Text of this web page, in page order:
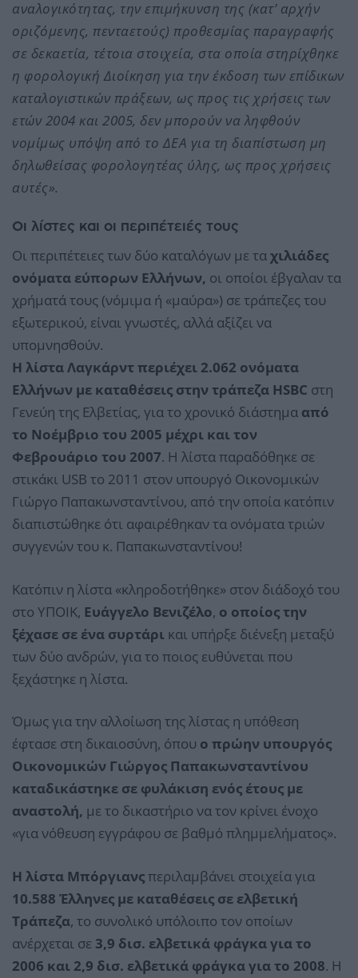
αναλογικότητας, την επιμήκυνση της (κατ’ αρχήν
οριζόμενης, πενταετούς) προθεσμίας παραγραφής
σε δεκαετία, τέτοια στοιχεία, στα οποία στηρίχθηκε
η φορολογική Διοίκηση για την έκδοση των επίδικων
καταλογιστικών πράξεων, ως προς τις χρήσεις των
ετών 2004 και 2005, δεν μπορούν να ληφθούν
νομίμως υπόψη από το ΔΕΑ για τη διαπίστωση μη
δηλωθείσας φορολογητέας ύλης, ως προς χρήσεις
αυτές».
Οι λίστες και οι περιπέτειές τους
Οι περιπέτειες των δύο καταλόγων με ταχιλιάδες
ονόματα εύπορων Ελλήνων, οι οποίοι έβγαλαν τα
χρήματά τους (νόμιμα ή «μαύρα») σε τράπεζες του
εξωτερικού, είναι γνωστές, αλλά αξίζει να
υπομνησθούν.
Η λίστα Λαγκάρντ περιέχει 2.062 ονόματα
Ελλήνων με καταθέσεις στην τράπεζα ΗSBC στη
Γενεύη της Ελβετίας, για το χρονικό διάστημα από
το Νοέμβριο του 2005 μέχρι και τον
Φεβρουάριο του 2007. Η λίστα παραδόθηκε σε
στικάκι USB το 2011 στον υπουργό Οικονομικών
Γιώργο Παπακωνσταντίνου, από την οποία κατόπιν
διαπιστώθηκε ότι αφαιρέθηκαν τα ονόματα τριών
συγγενών του κ. Παπακωνσταντίνου!
Κατόπιν η λίστα «κληροδοτήθηκε» στον διάδοχό του
στο ΥΠΟΙΚ, Ευάγγελο Βενιζέλο, ο οποίος την
ξέχασε σε ένα συρτάρι και υπήρξε διένεξη μεταξύ
των δύο ανδρών, για το ποιος ευθύνεται που
ξεχάστηκε η λίστα.
Όμως για την αλλοίωση της λίστας η υπόθεση
έφτασε στη δικαιοσύνη, όπου ο πρώην υπουργός
Οικονομικών Γιώργος Παπακωνσταντίνου
καταδικάστηκε σε φυλάκιση ενός έτους με
αναστολή, με το δικαστήριο να τον κρίνει ένοχο
«για νόθευση εγγράφου σε βαθμό πλημμελήματος».
Η λίστα Μπόργιανςπεριλαμβάνει στοιχεία για
10.588 Έλληνες με καταθέσεις σε ελβετική
Τράπεζα, το συνολικό υπόλοιπο τον οποίων
ανέρχεται σε 3,9 δισ. ελβετικά φράγκα για το
2006 και 2,9 δισ. ελβετικά φράγκα για το 2008. Η